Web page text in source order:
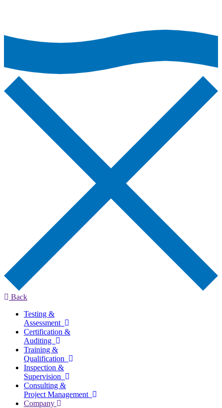
Back
Testing &
Assessment
Certification &
Auditing
Training &
Qualification
Inspection &
Supervision
Consulting &
Project Management
Company